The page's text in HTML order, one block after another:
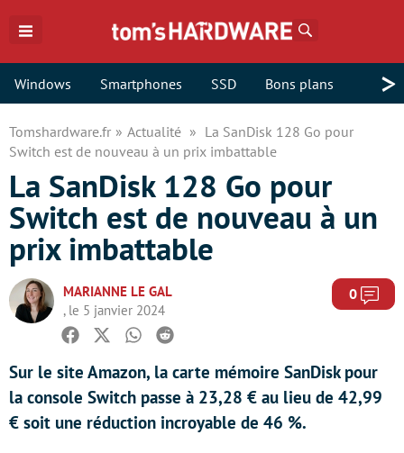
Windows Smartphones SSD Bons plans >
Tomshardware.fr Actualité
La SanDisk 128 Go pour
Switch est de nouveau à un prix imbattable
La SanDisk 128 Go pour
Switch est de nouveau à un
prix imbattable
MARIANNE LE GAL
, le 5 janvier 2024
0
Facebook
TwitterWhatsapp
Reddit
Sur le site Amazon, la carte mémoire SanDisk pour
la console Switch passe à 23,28 € au lieu de 42,99
€ soit une réduction incroyable de 46 %.